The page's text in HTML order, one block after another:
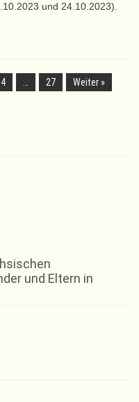
und 24.10.2023).
4 … 27 Weiter »
und Eltern in